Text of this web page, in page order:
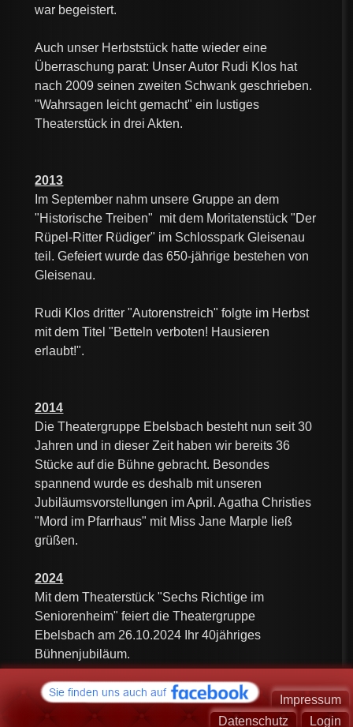
Impressum
Datenschutz
Login
war begeistert.
Auch unser Herbststück hatte wieder eine
Überraschung parat: Unser Autor Rudi Klos hat
nach 2009 seinen zweiten Schwank geschrieben.
"Wahrsagen leicht gemacht" ein lustiges
Theaterstück in drei Akten.
2013
Im September nahm unsere Gruppe an dem
"Historische Treiben" mit dem Moritatenstück "Der
Rüpel-Ritter Rüdiger" im Schlosspark Gleisenau
teil. Gefeiert wurde das 650-jährige bestehen von
Gleisenau.
Rudi Klos dritter "Autorenstreich" folgte im Herbst
mit dem Titel "Betteln verboten! Hausieren
erlaubt!".
2014
Die Theatergruppe Ebelsbach besteht nun seit 30
Jahren und in dieser Zeit haben wir bereits 36
Stücke auf die Bühne gebracht. Besondes
spannend wurde es deshalb mit unseren
Jubiläumsvorstellungen im April. Agatha Christies
"Mord im Pfarrhaus" mit Miss Jane Marple ließ
grüßen.
2024
Mit dem Theaterstück "Sechs Richtige im
Seniorenheim" feiert die Theatergruppe
Ebelsbach am 26.10.2024 Ihr 40jähriges
Bühnenjubiläum.